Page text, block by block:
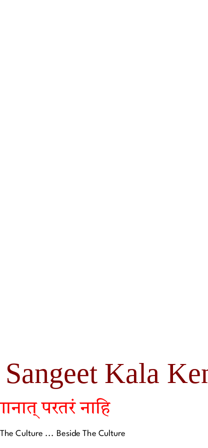
Kala
परतरं नाहि
Culture ... Beside The Culture